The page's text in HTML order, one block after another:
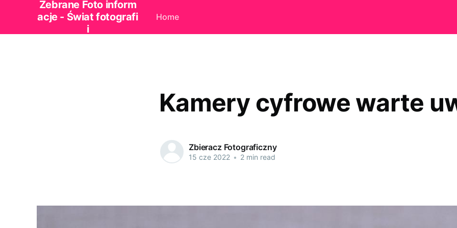
Zebrane Foto inform
acje - Świat fotografi
i
Home
Kamery cyfrowe warte
Zbieracz Fotograficzny
15 cze 2022 • 2 min read